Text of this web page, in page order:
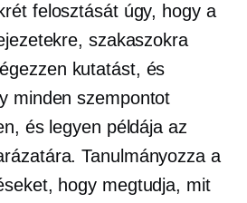
felosztását úgy, hogy a
szakaszokra
kutatást, és
minden szempontot
és legyen példája az
Tanulmányozza a
hogy megtudja, mit